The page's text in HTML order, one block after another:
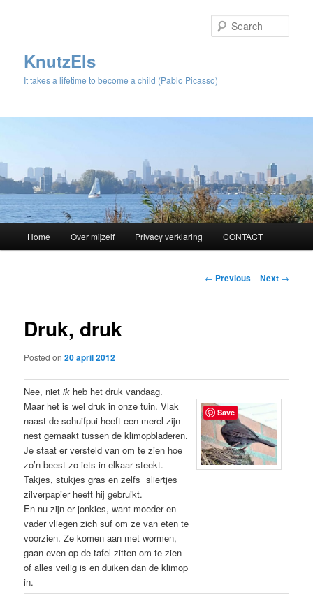
KnutzEls
It takes a lifetime to become a child (Pablo Picasso)
Skip
content
Home Over mijzelf Privacy verklaring CONTACT
Post
← Previous Next →
Druk, druk
Posted on20 april 2012
Nee, nietik heb het druk vandaag.
Maar het is wel druk in onze tuin. Vlak
naast de schuifpui heeft een merel zijn
nest gemaakt tussen de klimopbladeren.
Je staat er versteld van om te zien hoe
zo’n beest zo iets in elkaar steekt.
Takjes, stukjes gras en zelfs sliertjes
zilverpapier heeft hij gebruikt.
En nu zijn er jonkies, want moeder en
vader vliegen zich suf om ze van eten te
voorzien. Ze komen aan met wormen,
gaan even op de tafel zitten om te zien
of alles veilig is en duiken dan de klimop
in.
Save